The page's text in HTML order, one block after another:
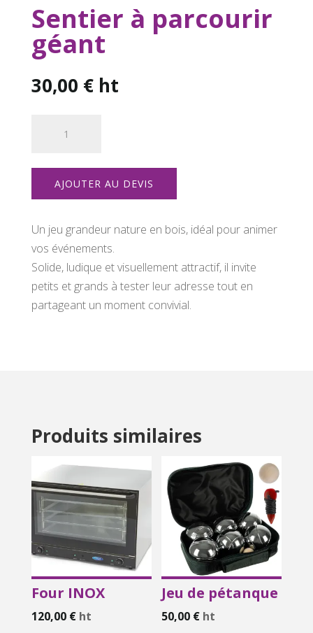
Sentier à parcourir
géant
30,00 € ht
à
parcourir
géant
AJOUTER AU DEVIS
Un jeu grandeur nature en bois, idéal pour animer
vos événements.
Solide, ludique et visuellement attractif, il invite
petits et grands à tester leur adresse tout en
partageant un moment convivial.
Produits similaires
Four INOX
120,00 € ht
Jeu de pétanque
50,00 € ht